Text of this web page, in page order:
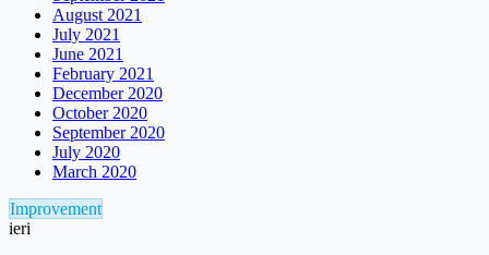
August 2021
July 2021
June 2021
February 2021
December 2020
October 2020
September 2020
July 2020
March 2020
Improvement
ieri